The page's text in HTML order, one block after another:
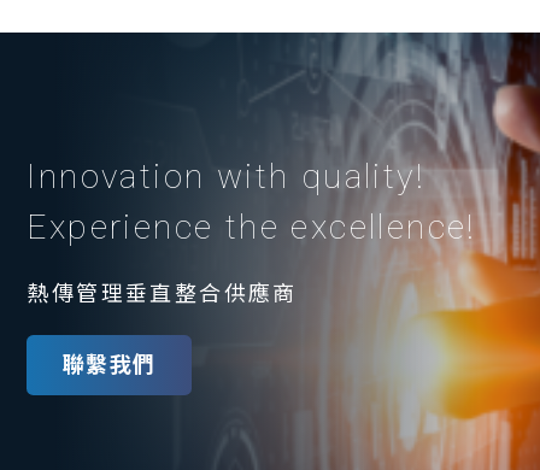
Innovation with quality!
Experience the excellence!
熱傳管理垂直整合供應商
聯繫我們